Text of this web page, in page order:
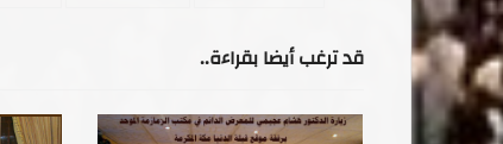
قد ترغب أيضا بقراءة..